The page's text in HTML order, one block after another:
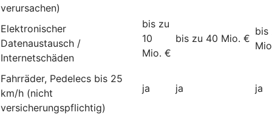
verursachen)
Elektronischer
Datenaustausch /
Internetschäden
bis zu
10
Mio. €
bis zu 40 Mio. €
bis
Fahrräder, Pedelecs bis 25
km/h (nicht
versicherungspflichtig)
ja ja ja